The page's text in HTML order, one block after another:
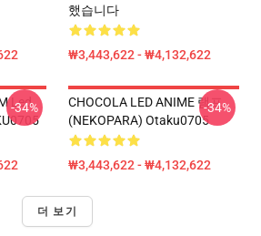
했습니다
₩3,443,622 - ₩4,132,622
Led
-34%
CHOCOLA LED ANIME 램프
(NEKOPARA) Otaku0705
₩3,443,622 - ₩4,132,622
-34%
더 보기